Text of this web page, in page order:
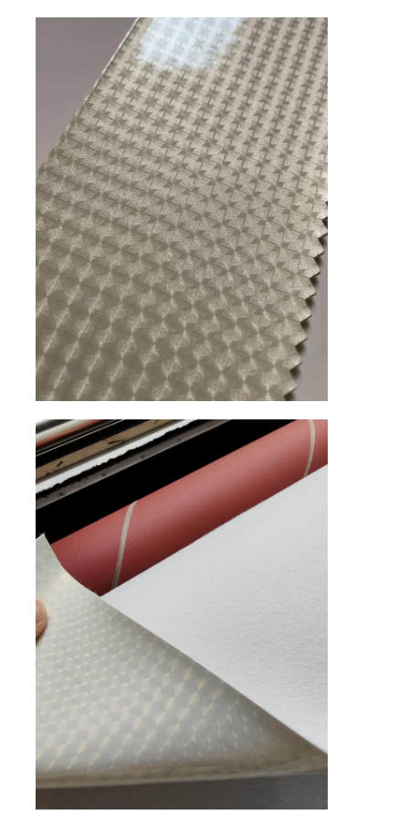
Bahan kulit PVC
Bahan Eco Leather
Kulit silikon
kulit serat mikro
Bahan PU Kulit
Bahan Sepatu Keamanan
Bahan Kulit Suede
Bahan Eco Suede
Kain Suede
Imitasi Suede
Kulit PU bebas pelarut
Kulit Alcantara
Kulit Otomotif